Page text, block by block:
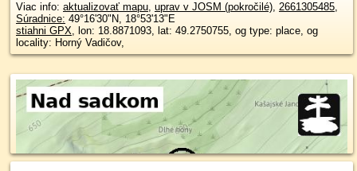
Viac info: aktualizovať mapu, uprav v JOSM (pokročilé), 2661305485,
Súradnice: 49°16'30"N, 18°53'13"E
stiahni GPX, lon: 18.8871093, lat: 49.2750755, og type: place, og
locality: Horný Vadičov,